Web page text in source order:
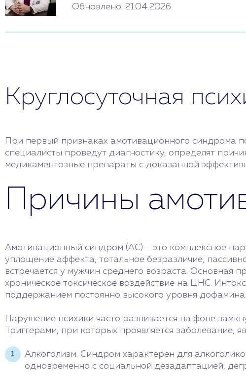
Обновлено: 21.04.2026
Круглосуточная
При первый признаках амотивационного синдрома
специалисты проведут диагностику, определят
медикаментозные препараты с доказанной
Причины
Амотивационный синдром (АС) – это комплексное
уплощение аффекта, тотальное безразличие,
встречается у мужчин среднего возраста. Основная
хроническое токсическое воздействие на ЦНС.
поддержанием постоянно высокого уровня дофамина.
Нарушение психики часто развивается на фоне
Триггерами, при которых проявляется заболевание,
Алкоголизм. Синдром характерен для
одновременно с социальной дезадаптацией,